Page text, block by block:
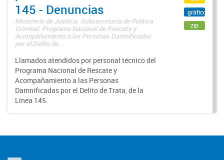
145 - Denuncias
Ministerio de Justicia. Subsecretaría de Política
Criminal. Programa Nacional de Rescate y
Acompañamiento a las Personas Damnificadas
por el Delito de...
Llamados atendidos por personal técnico del
Programa Nacional de Rescate y
Acompañamiento a las Personas
Damnificadas por el Delito de Trata, de la
Línea 145.
gráfico
zip